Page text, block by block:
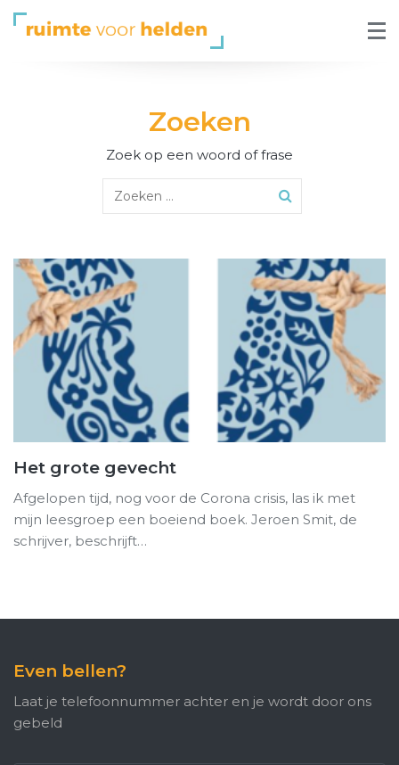
Zoeken
Zoek op een woord of frase
Het grote gevecht
Afgelopen tijd, nog voor de Corona crisis, las ik met
mijn leesgroep een boeiend boek. Jeroen Smit, de
schrijver, beschrijft…
Even bellen?
Laat je telefoonnummer achter en je wordt door ons
gebeld